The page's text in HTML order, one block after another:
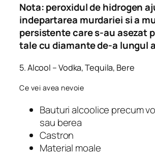
Nota:peroxidul de hidrogen
indepartarea murdariei si a
persistente care s-au asezat
tale cu diamante de-a lungul
5. Alcool – Vodka, Tequila, Bere
Ce vei avea nevoie
Bauturi alcoolice precum
sau berea
Castron
Material moale